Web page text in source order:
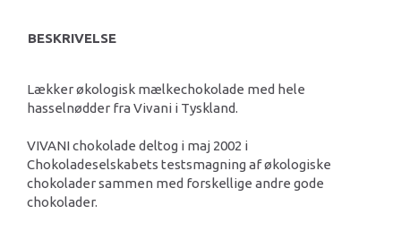
BESKRIVELSE
Lækker økologisk mælkechokolade med hele
hasselnødder fra Vivani i Tyskland.
VIVANI chokolade deltog i maj 2002 i
Chokoladeselskabets testsmagning af økologiske
chokolader sammen med forskellige andre gode
chokolader.